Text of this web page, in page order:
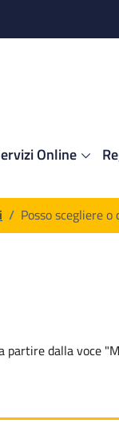
Online
/ Posso scegliere
partire dalla voce